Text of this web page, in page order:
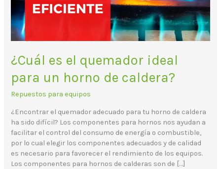
¿Cuál es el quemador ideal
para un horno de caldera?
Repuestos para equipos
¿Encontrar el quemador adecuado para tu horno de caldera
ha sido difícil? Los componentes para hornos nos ayudan a
facilitar el control del consumo de energía o combustible,
por lo cual elegir los componentes adecuados y de calidad
es necesario para favorecer el rendimiento de los equipos.
Los componentes para hornos de calderas son de […]
horno
de
caldera?